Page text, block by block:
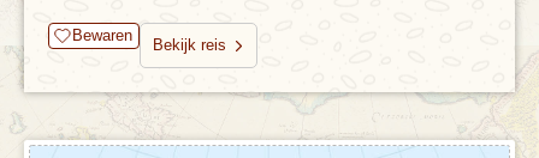
Bewaren
Bekijk reis